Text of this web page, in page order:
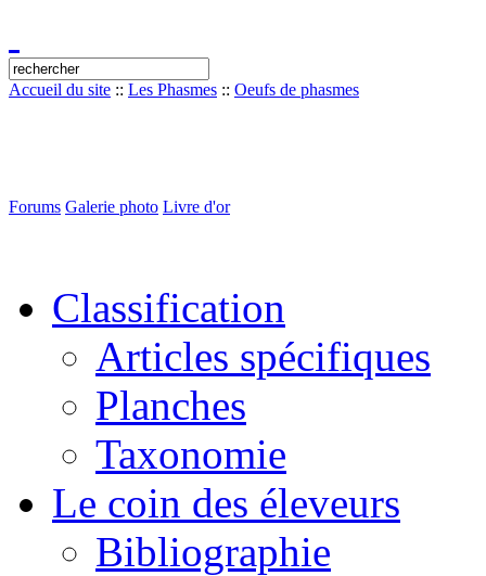
Accueil du site :: Les Phasmes :: Oeufs de phasmes
Forums Galerie photo Livre d'or
Classification
Articles spécifiques
Planches
Taxonomie
Le coin des éleveurs
Bibliographie